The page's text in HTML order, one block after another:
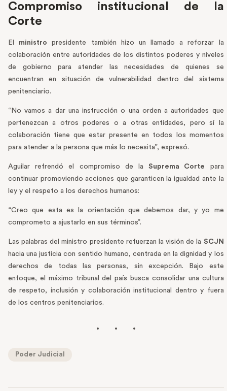
Compromiso institucional de la
Corte
El ministro presidente también hizo un llamado a reforzar la
colaboración entre autoridades de los distintos poderes y niveles
de gobierno para atender las necesidades de quienes se
encuentran en situación de vulnerabilidad dentro del sistema
penitenciario.
“No vamos a dar una instrucción o una orden a autoridades que
pertenezcan a otros poderes o a otras entidades, pero sí la
colaboración tiene que estar presente en todos los momentos
para atender a la persona que más lo necesita”, expresó.
Aguilar refrendó el compromiso de laSuprema Corte
para
continuar promoviendo acciones que garanticen la igualdad ante la
ley y el respeto a los derechos humanos:
“Creo que esta es la orientación que debemos dar, y yo me
comprometo a ajustarlo en sus términos”.
Las palabras del ministro presidente refuerzan la visión de la SCJN
hacia una justicia con sentido humano, centrada en la dignidad y los
derechos de todas las personas, sin excepción. Bajo este
enfoque, el máximo tribunal del país busca consolidar una cultura
de respeto, inclusión y colaboración institucional dentro y fuera
de los centros penitenciarios.
Poder Judicial